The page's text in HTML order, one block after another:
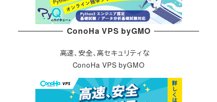
ConoHa VPS byGMO
高速、安全、高セキュリティな
ConoHa VPS byGMO